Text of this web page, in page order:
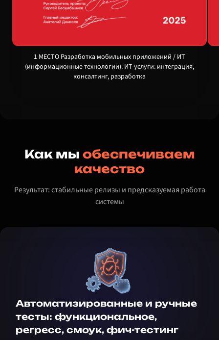
1 МЕСТО Разработка мобильных приложений / ИТ
(информационные технологии): ИТ-услуги: интеграция,
консалтинг, разработка
Как мы обеспечиваем
качество
Результат: стабильные релизы и предсказуемая работа
системы
Автоматизированные и ручные
тесты: функциональное,
регресс, смоук, фич-тестинг